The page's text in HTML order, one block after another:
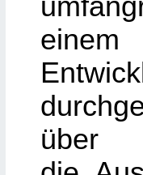
über